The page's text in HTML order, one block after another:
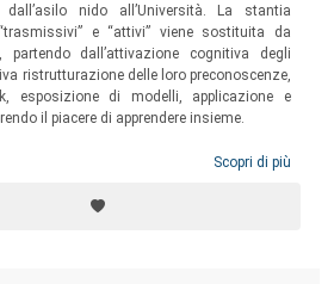
nido all’Università. La stantia
e “attivi” viene sostituita da
partendo dall’attivazione cognitiva degli
ristrutturazione delle loro preconoscenze,
esposizione di modelli, applicazione e
il piacere di apprendere insieme.
Scopri di più